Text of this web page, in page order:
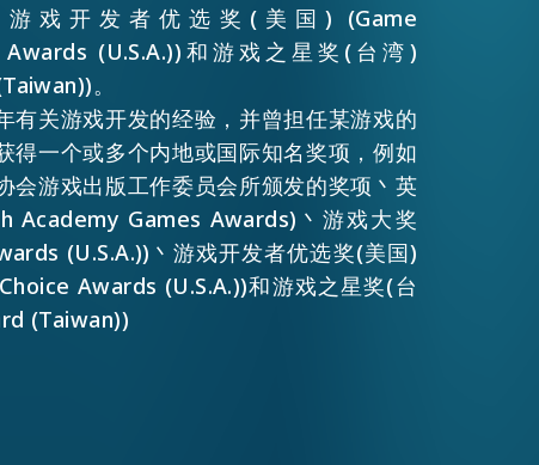
游戏开发者优选奖(美国) (Game
Awards (U.S.A.))和游戏之星奖(台湾)
。
有关游戏开发的经验，并曾担任某游戏的
得一个或多个内地或国际知名奖项，例如
会游戏出版工作委员会所颁发的奖项丶英
Academy Games Awards)丶游戏大奖
(U.S.A.))丶游戏开发者优选奖(美国)
Awards (U.S.A.))和游戏之星奖(台
(Taiwan))